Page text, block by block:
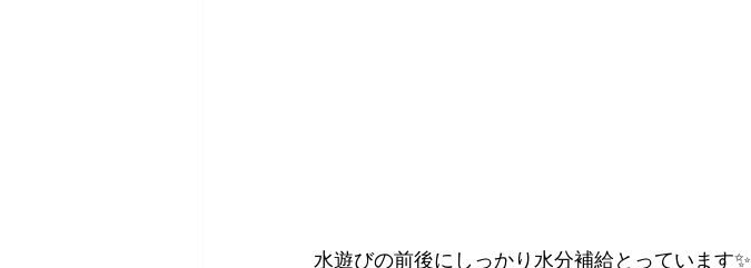
水遊びの前後にしっかり水分補給とっています✨